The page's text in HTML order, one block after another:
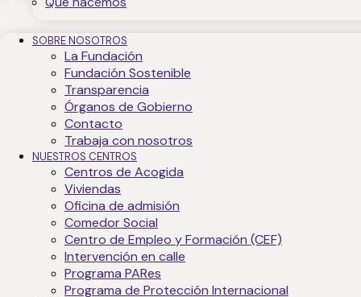
SOBRE NOSOTROS
La Fundación
Fundación Sostenible
Transparencia
Órganos de Gobierno
Contacto
Trabaja con nosotros
NUESTROS CENTROS
Centros de Acogida
Viviendas
Oficina de admisión
Comedor Social
Centro de Empleo y Formación (CEF)
Intervención en calle
Programa PARes
Programa de Protección Internacional
Personas atendidas en los distintos recursos de la
Personas que solicitan apoyo espiritual de forma
Personas que atraviesan situaciones de especial
El acompañamiento se ofrece siempre desde el respeto y
Momentos en los que el SAER está
El SAER está especialmente presente en: situaciones de
celebraciones y fechas significativas y acompañamiento
necesitan.